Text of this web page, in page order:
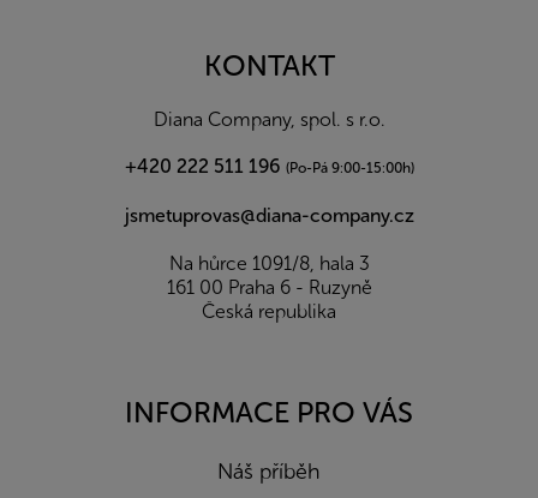
KONTAKT
Diana Company, spol. s r.o.
+420 222 511 196 (Po-Pá 9:00-15:00h)
jsmetuprovas@diana-company.cz
Na hůrce 1091/8, hala 3
161 00 Praha 6 - Ruzyně
Česká republika
INFORMACE PRO VÁS
Náš příběh